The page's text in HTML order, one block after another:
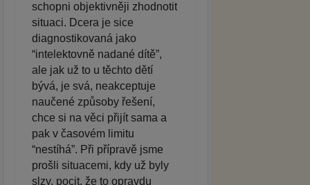
schopni objektivněji zhodnotit
situaci. Dcera je sice
diagnostikovaná jako
“intelektovně nadané dítě”,
ale jak už to u těchto dětí
bývá, je svá, neakceptuje
naučené způsoby řešení,
chce si na věci přijít sama a
pak v časovém limitu
“nestíhá”. Při přípravě jsme
prošli situacemi, kdy už byly
slzy, pocit, že to opravdu